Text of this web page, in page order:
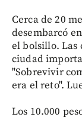
Cerca de 20
desembarcó
el bolsillo. Las
ciudad
"Sobrevivir
era el reto".
Los 10.000